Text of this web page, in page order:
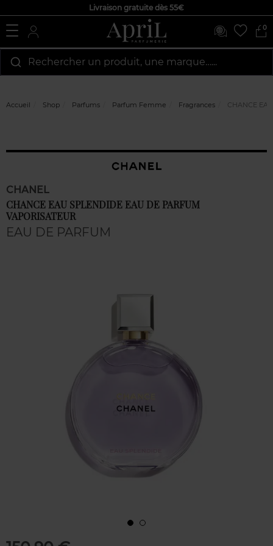
Livraison gratuite dès 55€
0
Rechercher un produit, une marque…...
Accueil Shop Parfums Parfum Femme Fragrances CHANCE
CHANEL
CHANCE EAU SPLENDIDE EAU DE PARFUM
VAPORISATEUR
EAU DE PARFUM